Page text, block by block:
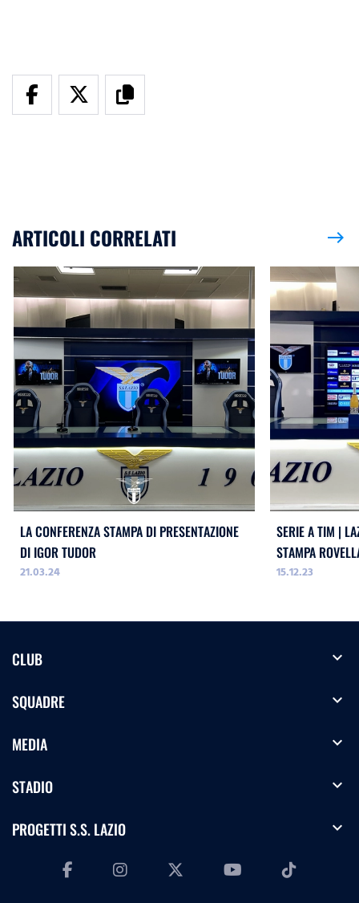
ARTICOLI CORRELATI east
LA CONFERENZA STAMPA DI PRESENTAZIONE
DI IGOR TUDOR
21.03.24
SERIE A TIM |
STAMPA
15.12.23
CLUB expand_more
SQUADRE expand_more
MEDIA expand_more
STADIO expand_more
PROGETTI S.S. LAZIO expand_more